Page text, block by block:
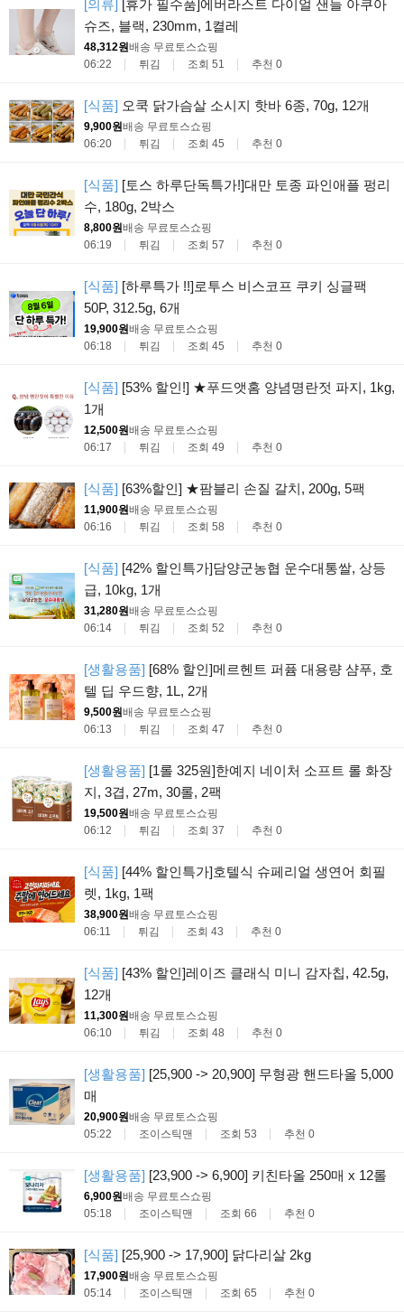
[의류]
[휴가 필수품]에버라스트 다이얼 샌들 아쿠아
슈즈, 블랙, 230mm, 1켤레
48,312원배송 무료 토스쇼핑
06:22
튀김 조회 51 추천 0
[식품] 오쿡 닭가슴살 소시지 핫바 6종, 70g, 12개
9,900원배송 무료 토스쇼핑
06:20
튀김 조회 45 추천 0
[식품] [토스 하루단독특가!]대만 토종 파인애플 펑리
수, 180g, 2박스
8,800원배송 무료 토스쇼핑
06:19
튀김 조회 57 추천 0
[식품] [하루특가 !!]로투스 비스코프 쿠키 싱글팩
50P, 312.5g, 6개
19,900원배송 무료 토스쇼핑
06:18
튀김 조회 45 추천 0
[식품] [53% 할인!] ★푸드앳홈 양념명란젓 파지, 1kg,
1개
12,500원배송 무료 토스쇼핑
06:17
튀김 조회 49 추천 0
[식품] [63%할인] ★팜블리 손질 갈치, 200g, 5팩
11,900원배송 무료 토스쇼핑
06:16
튀김 조회 58 추천 0
[식품] [42% 할인특가]담양군농협 운수대통쌀, 상등
급, 10kg, 1개
31,280원배송 무료 토스쇼핑
06:14
튀김 조회 52 추천 0
[생활용품] [68% 할인]메르헨트 퍼퓸 대용량 샴푸, 호
텔 딥 우드향, 1L, 2개
9,500원배송 무료 토스쇼핑
06:13
튀김 조회 47 추천 0
[생활용품] [1롤 325원]한예지 네이처 소프트 롤 화장
지, 3겹, 27m, 30롤, 2팩
19,500원배송 무료 토스쇼핑
06:12
튀김 조회 37 추천 0
[식품] [44% 할인특가]호텔식 슈페리얼 생연어 회필
렛, 1kg, 1팩
38,900원배송 무료 토스쇼핑
06:11
튀김 조회 43 추천 0
[식품] [43% 할인]레이즈 클래식 미니 감자칩, 42.5g,
12개
11,300원배송 무료 토스쇼핑
06:10
튀김 조회 48 추천 0
[생활용품] [25,900 -> 20,900] 무형광 핸드타올 5,000
매
20,900원배송 무료 토스쇼핑
05:22
조이스틱맨 조회 53 추천 0
[생활용품] [23,900 -> 6,900] 키친타올 250매 x 12롤
6,900원배송 무료 토스쇼핑
05:18
조이스틱맨 조회 66 추천 0
[식품] [25,900 -> 17,900] 닭다리살 2kg
17,900원배송 무료 토스쇼핑
05:14
조이스틱맨 조회 65 추천 0